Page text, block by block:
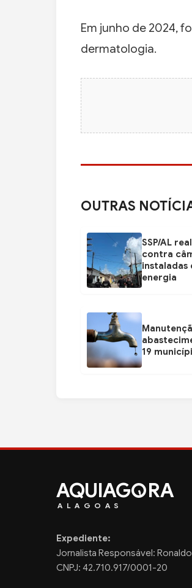
Em junho de 2024,
dermatologia.
OUTRAS
SSP/AL
contra
instaladas
energia
19
AQUIAG RA
ALAGOAS
Expediente:
Jornalista Responsável:
CNPJ: 42.710.917/0001-20